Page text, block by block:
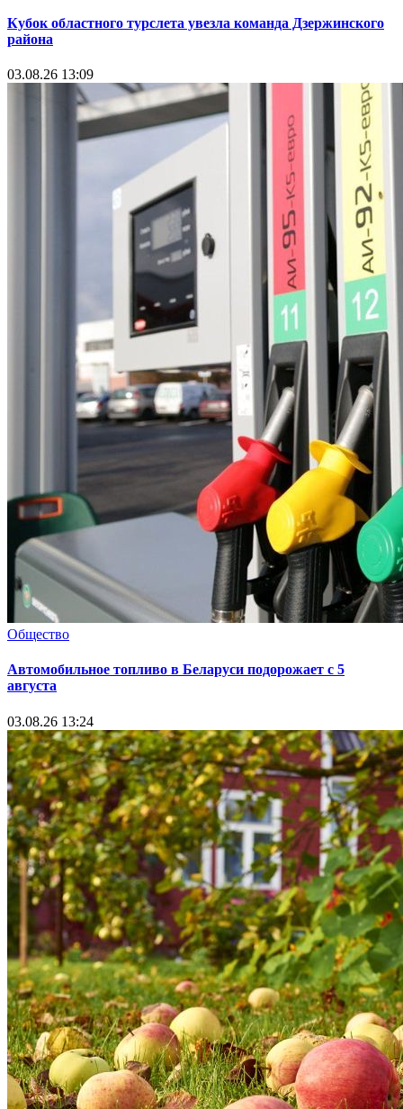
Кубок областного турслета увезла команда Дзержинского
района
03.08.26 13:09
Общество
Автомобильное топливо в Беларуси подорожает с 5
августа
03.08.26 13:24